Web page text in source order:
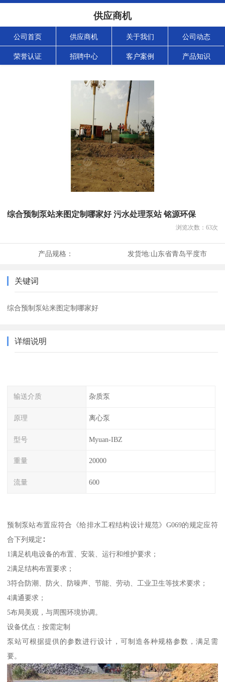
供应商机
公司首页 供应商机 关于我们 公司动态
荣誉认证 招聘中心 客户案例 产品知识
综合预制泵站来图定制哪家好 污水处理泵站 铭源环保
浏览次数： 63次
产品规格： 发货地:山东省青岛平度市
关键词
综合预制泵站来图定制哪家好
详细说明
输送介质 杂质泵
原理 离心泵
型号 Myuan-IBZ
重量 20000
流量 600
预制泵站布置应符合《给排水工程结构设计规范》G069的规定应符
合下列规定∶
1满足机电设备的布置、安装、运行和维护要求；
2满足结构布置要求；
3符合防潮、防火、防噪声、节能、劳动、工业卫生等技术要求；
4满通要求；
5布局美观，与周围环境协调。
设备优点：按需定制
泵站可根据提供的参数进行设计，可制造各种规格参数，满足需
要。